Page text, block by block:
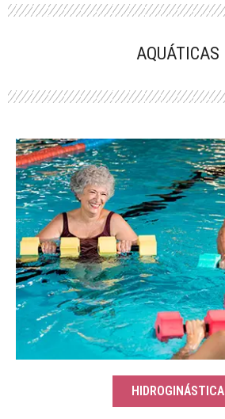
AQUÁTICAS
HIDROGINÁSTICA